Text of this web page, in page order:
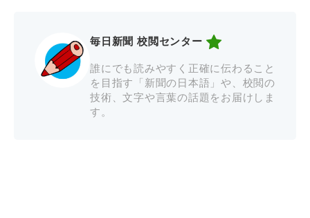
毎日新聞 校閲センター
誰にでも読みやすく正確に伝わること
を目指す「新聞の日本語」や、校閲の
技術、文字や言葉の話題をお届けしま
す。